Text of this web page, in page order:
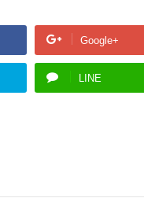
Google+
LINE